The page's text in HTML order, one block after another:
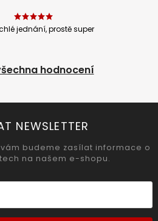
jednání, prostě super
hodnocení
NEWSLETTER
budeme zasílat informace o
na našem e-shopu.